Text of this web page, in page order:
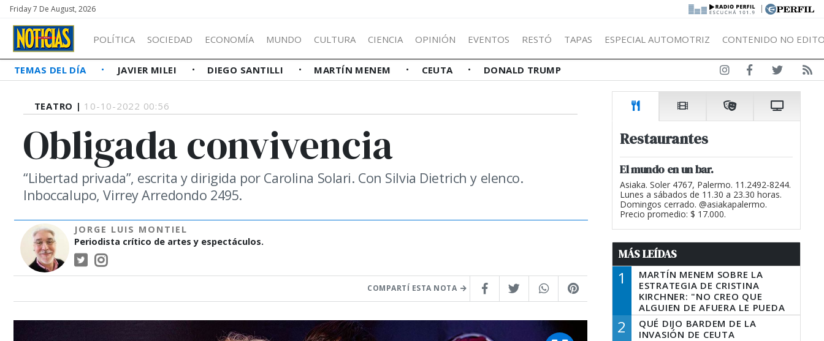
Friday 7 De August, 2026 |
POLÍTICA SOCIEDAD ECONOMÍA MUNDO CULTURA CIENCIA OPINIÓN EVENTOS RESTÓ TAPAS ESPECIAL AUTOMOTRIZ CONTENIDO NO
TEMAS DEL DÍA JAVIER MILEI DIEGO SANTILLI MARTÍN MENEM CEUTA DONALD TRUMP
TEATRO | 10-10-2022 00:56
Obligada convivencia
“Libertad privada”, escrita y dirigida por Carolina Solari. Con Silvia Dietrich y elenco.
Inboccalupo, Virrey Arredondo 2495.
JORGE LUIS MONTIEL
Periodista crítico de artes y espectáculos.
COMPARTÍ ESTA NOTA
Restaurantes
El mundo en un bar.
Asiaka. Soler 4767, Palermo. 11.2492-8244.
Lunes a sábados de 11.30 a 23.30 horas.
Domingos cerrado. @asiakapalermo.
Precio promedio: $ 17.000.
MÁS LEÍDAS
1
MARTÍN MENEM SOBRE LA
ESTRATEGIA DE CRISTINA
KIRCHNER: "NO CREO QUE
ALGUIEN DE AFUERA LE PUEDA
DECIR A LA JUSTICIA LO QUE
TIENE QUE HACER"
2
QUÉ DIJO BARDEM DE LA
INVASIÓN DE CEUTA